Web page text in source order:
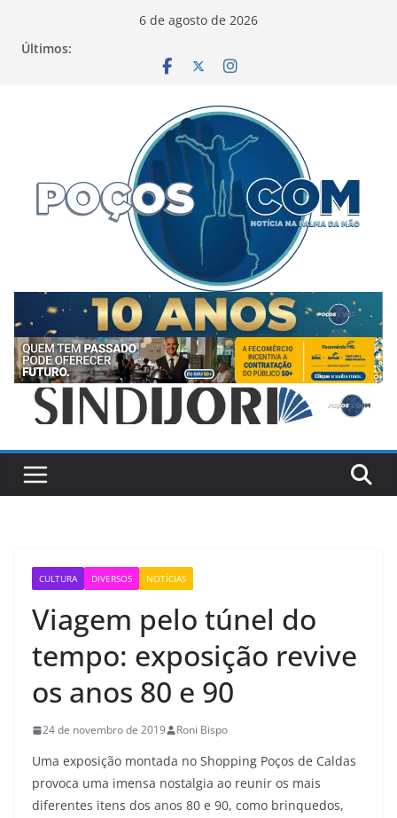
6 de agosto de 2026
Últimos:
CULTURA DIVERSOS NOTÍCIAS
Viagem pelo túnel do
tempo: exposição revive
os anos 80 e 90
24 de novembro de 2019 Roni Bispo
Uma exposição montada no Shopping Poços de Caldas
provoca uma imensa nostalgia ao reunir os mais
diferentes itens dos anos 80 e 90, como brinquedos,